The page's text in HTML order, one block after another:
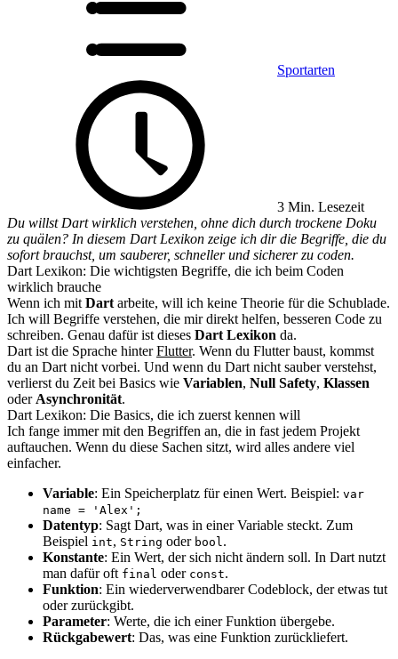
Sportarten
3 Min. Lesezeit
Du willst Dart wirklich verstehen, ohne dich durch trockene Doku
zu quälen? In diesem Dart Lexikon zeige ich dir die Begriffe, die du
sofort brauchst, um sauberer, schneller und sicherer zu coden.
Dart Lexikon: Die wichtigsten Begriffe, die ich beim Coden
wirklich brauche
Wenn ich mit Dart arbeite, will ich keine Theorie für die Schublade.
Ich will Begriffe verstehen, die mir direkt helfen, besseren Code zu
schreiben. Genau dafür ist dieses Dart Lexikon da.
Dart ist die Sprache hinterFlutter. Wenn du Flutter baust, kommst
du an Dart nicht vorbei. Und wenn du Dart nicht sauber verstehst,
verlierst du Zeit bei Basics wie Variablen, Null Safety, Klassen
oder Asynchronität.
Dart Lexikon: Die Basics, die ich zuerst kennen will
Ich fange immer mit den Begriffen an, die in fast jedem Projekt
auftauchen. Wenn du diese Sachen sitzt, wird alles andere viel
einfacher.
Variable: Ein Speicherplatz für einen Wert. Beispiel: var
name = 'Alex';
Datentyp: Sagt Dart, was in einer Variable steckt. Zum
Beispiel int, String oder bool.
Konstante: Ein Wert, der sich nicht ändern soll. In Dart nutzt
man dafür oft final oder const.
Funktion: Ein wiederverwendbarer Codeblock, der etwas tut
oder zurückgibt.
Parameter: Werte, die ich einer Funktion übergebe.
Rückgabewert: Das, was eine Funktion zurückliefert.